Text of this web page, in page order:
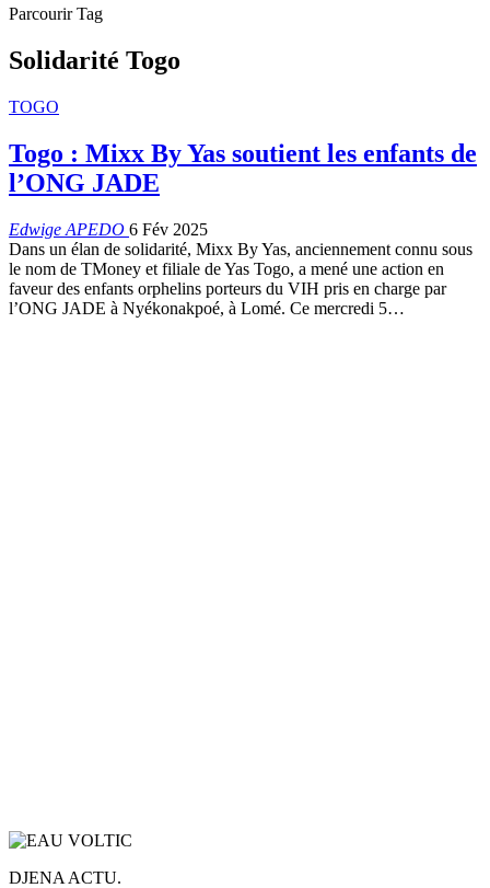
Parcourir Tag
Solidarité Togo
TOGO
Togo : Mixx By Yas soutient les enfants de
l’ONG JADE
Edwige APEDO 6 Fév 2025
Dans un élan de solidarité, Mixx By Yas, anciennement connu sous
le nom de TMoney et filiale de Yas Togo, a mené une action en
faveur des enfants orphelins porteurs du VIH pris en charge par
l’ONG JADE à Nyékonakpoé, à Lomé. Ce mercredi 5…
DJENA ACTU.